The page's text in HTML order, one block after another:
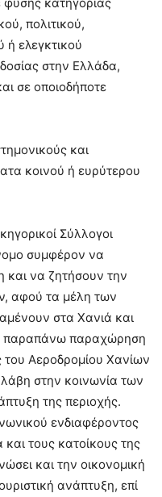
πολιτικού,
ή ελεγκτικού
στην Ελλάδα,
σε οποιοδήποτε
και
κοινού ή ευρύτερου
Σύλλογοι
συμφέρον να
και να ζητήσουν την
αφού τα μέλη των
στα Χανιά και
παραπάνω παραχώρηση
Αεροδρομίου Χανίων
στην κοινωνία των
της περιοχής.
ενδιαφέροντος
τους κατοίκους της
και την οικονομική
ανάπτυξη, επί